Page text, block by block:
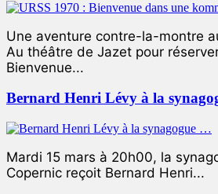
Une aventure contre-la-montre
Au théâtre de Jazet pour
Bienvenue...
Bernard Henri Lévy à la
Mardi 15 mars à 20h00, la
Copernic reçoit Bernard Henri...